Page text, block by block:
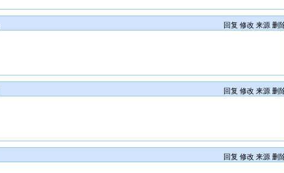
回复 修改 来源 删
回复 修改 来源 删
回复 修改 来源 删